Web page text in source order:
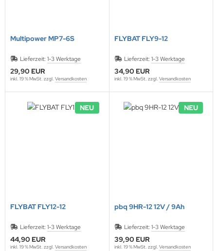
Multipower MP7-6S
Lieferzeit: 1-3 Werktage
29,90 EUR
inkl. 19 % MwSt. zzgl. Versandkosten
FLYBAT FLY9-12
Lieferzeit: 1-3 Werktage
34,90 EUR
inkl. 19 % MwSt. zzgl. Versandkosten
NEU
FLYBAT FLY12-12
Lieferzeit: 1-3 Werktage
44,90 EUR
inkl. 19 % MwSt. zzgl. Versandkosten
NEU
pbq 9HR-12 12V / 9Ah
Lieferzeit: 1-3 Werktage
39,90 EUR
inkl. 19 % MwSt. zzgl. Versandkosten